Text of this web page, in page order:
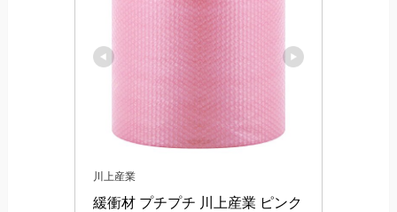
川上産業
緩衝材 プチプチ 川上産業 ピンク